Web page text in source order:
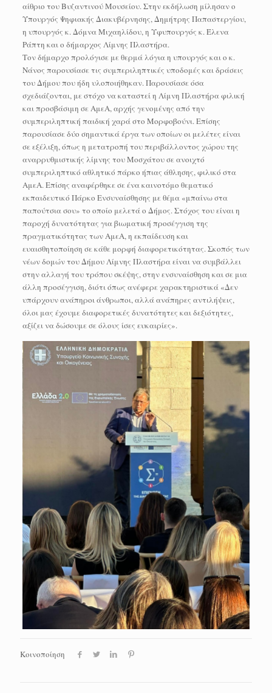
αίθριο του Βυζαντινού Μουσείου. Στην εκδήλωση μίλησαν ο
Υπουργός Ψηφιακής Διακυβέρνησης, Δημήτρης Παπαστεργίου,
η υπουργός κ. Δόμνα Μιχαηλίδου, η Υφυπουργός κ. Έλενα
Ράπτη και ο δήμαρχος Λίμνης Πλαστήρα.
Τον δήμαρχο προλόγισε με θερμά λόγια η υπουργός και ο κ.
Νάνος παρουσίασε τις συμπεριληπτικές υποδομές και δράσεις
του Δήμου που ήδη υλοποιήθηκαν. Παρουσίασε όσα
σχεδιάζονται, με στόχο να καταστεί η Λίμνη Πλαστήρα φιλική
και προσβάσιμη σε ΑμεΑ, αρχής γενομένης από την
συμπεριληπτική παιδική χαρά στο Μορφοβούνι. Επίσης
παρουσίασε δύο σημαντικά έργα των οποίων οι μελέτες είναι
σε εξέλιξη, όπως η μετατροπή του περιβάλλοντος χώρου της
αναρρυθμιστικής λίμνης του Μοσχάτου σε ανοιχτό
συμπεριληπτικό αθλητικό πάρκο ήπιας άθλησης, φιλικό στα
ΑμεΑ. Επίσης αναφέρθηκε σε ένα καινοτόμο θεματικό
εκπαιδευτικό Πάρκο Ενσυναίσθησης με θέμα «μπαίνω στα
παπούτσια σου» το οποίο μελετά ο Δήμος. Στόχος του είναι η
παροχή δυνατότητας για βιωματική προσέγγιση της
πραγματικότητας των ΑμεΑ, η εκπαίδευση και
ευαισθητοποίηση σε κάθε μορφή διαφορετικότητας. Σκοπός των
νέων δομών του Δήμου Λίμνης Πλαστήρα είναι να συμβάλλει
στην αλλαγή του τρόπου σκέψης, στην ενσυναίσθηση και σε μια
άλλη προσέγγιση, διότι όπως ανέφερε χαρακτηριστικά «Δεν
υπάρχουν ανάπηροι άνθρωποι, αλλά ανάπηρες αντιλήψεις,
όλοι μας έχουμε διαφορετικές δυνατότητες και δεξιότητες,
αξίζει να δώσουμε σε όλους ίσες ευκαιρίες».
Κοινοποίηση